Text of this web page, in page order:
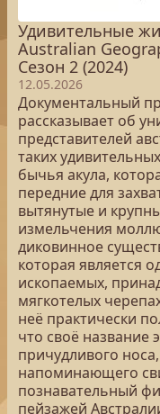
Удивительные
Australian
Сезон 2 (2024)
12.05.2026
Документальный
рассказывает об
представителей
таких
бычья акула,
передние для
вытянутые и
измельчения
диковинное
которая является
ископаемых,
мягкотелых
неё практически
что своё название
причудливого
напоминающего
познавательный
пейзажей